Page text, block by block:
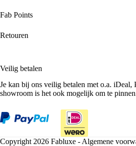
Fab Points
Retouren
Veilig betalen
Je kan bij ons veilig betalen met o.a. iDeal,
showroom is het ook mogelijk om te
Copyright 2026 Fabluxe - Algemene